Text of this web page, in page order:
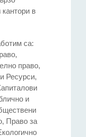
в
са:
право,
Ресурси,
и
Право за